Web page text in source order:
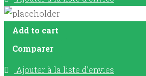
Add to cart
Comparer
Ajouter à la liste d’envies